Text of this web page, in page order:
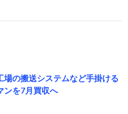
場の搬送システムなど手掛ける
ンを7月買収へ